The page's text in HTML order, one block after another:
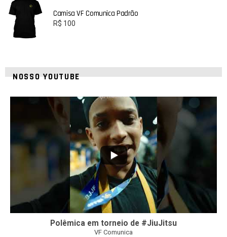
Camisa VF Comunica Padrão
R$ 100
NOSSO YOUTUBE
Polêmica em torneio de #JiuJitsu
VF Comunica